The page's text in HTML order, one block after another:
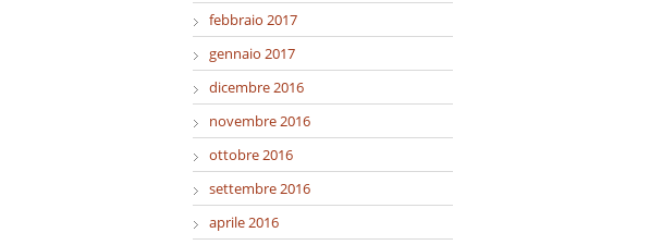
febbraio 2017
gennaio 2017
dicembre 2016
novembre 2016
ottobre 2016
settembre 2016
aprile 2016